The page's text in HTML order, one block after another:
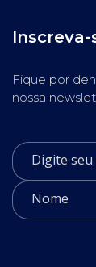
Inscreva-
Fique por
nossa